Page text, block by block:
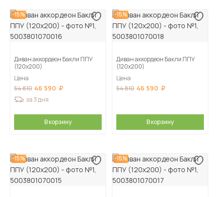
-15%
Диван аккордеон Бакли ППУ
(120х200)
Цена
54 810 46 590
за 3 дня
В корзину
-15%
Диван аккордеон Бакли ППУ
(120х200)
Цена
54 810 46 590
В корзину
-15% -15%